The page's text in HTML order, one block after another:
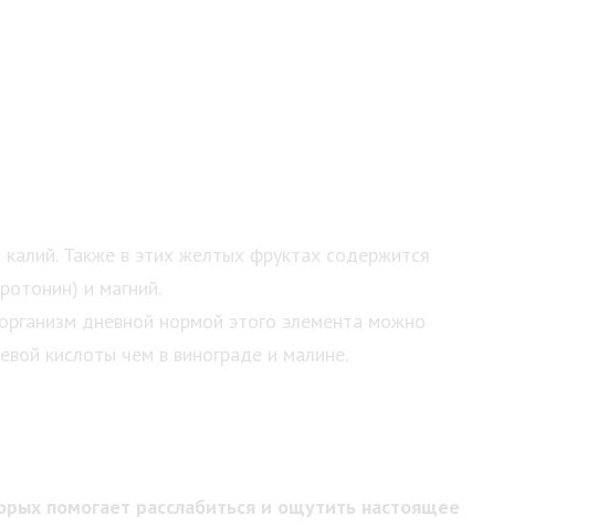
Также в этих желтых фруктах содержится
и магний.
дневной нормой этого элемента можно
кислоты чем в винограде и малине.
помогает расслабиться и ощутить настоящее